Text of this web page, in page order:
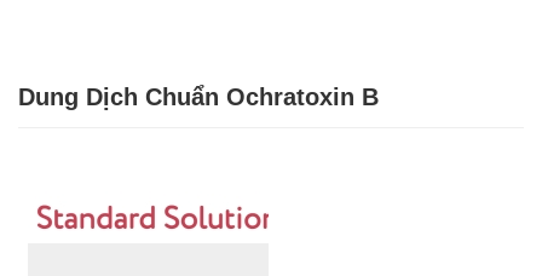
Dung Dịch Chuẩn Ochratoxin B